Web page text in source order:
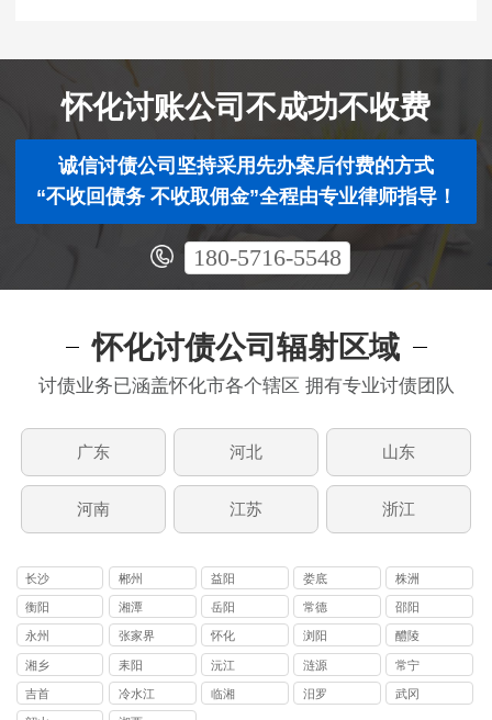
怀化讨账公司不成功不收费
诚信讨债公司坚持采用先办案后付费的方式
“不收回债务 不收取佣金”全程由专业律师指导！
180-5716-5548
怀化讨债公司辐射区域
讨债业务已涵盖怀化市各个辖区 拥有专业讨债团队
广东 河北 山东
河南 江苏 浙江
长沙 郴州 益阳 娄底 株洲
衡阳 湘潭 岳阳 常德 邵阳
永州 张家界 怀化 浏阳 醴陵
湘乡 耒阳 沅江 涟源 常宁
吉首 冷水江 临湘 汨罗 武冈